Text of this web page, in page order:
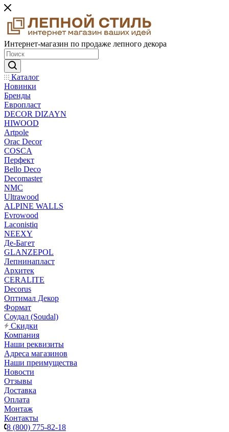
Интернет-магазин по продаже лепного декора
Каталог
Новинки
Бренды
Европласт
DECOR DIZAYN
HIWOOD
Artpole
Orac Decor
COSCA
Перфект
Bello Deco
Decomaster
NMС
Ultrawood
ALPINE WALLS
Evrowood
Laconistiq
NEEXY
Де-Багет
GLANZEPOL
Лепнинапласт
Архитек
CERALITE
Decorus
Оптимал Декор
Формат
Соудал (Soudal)
Скидки
Компания
Наши реквизиты
Адреса магазинов
Наши преимущества
Новости
Отзывы
Доставка
Оплата
Монтаж
Контакты
8 (800) 775-82-18